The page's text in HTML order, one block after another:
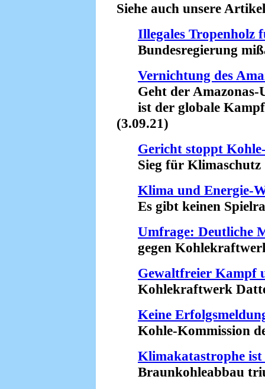
Siehe auch unsere
Illegales Tropenholz
Bundesregierung
Vernichtung des
Geht der Amazonas-
ist der globale Kampf
(3.09.21)
Gericht stoppt
Sieg für Klimaschutz
Klima und Energie-
Es gibt keinen
Umfrage: Deutliche
gegen
Gewaltfreier Kampf
Kohlekraftwerk
Keine
Kohle-Kommission
Klimakatastrophe ist
Braunkohleabbau